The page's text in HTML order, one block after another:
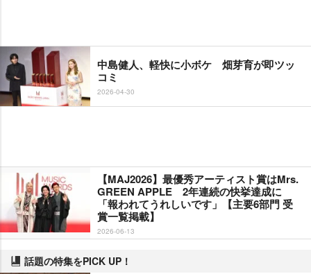
中島健人、軽快に小ボケ 畑芽育が即ツッ
コミ
2026-04-30
【MAJ2026】最優秀アーティスト賞はMrs.
GREEN APPLE 2年連続の快挙達成に
「報われてうれしいです」【主要6部門 受
賞一覧掲載】
2026-06-13
話題の特集をPICK UP！